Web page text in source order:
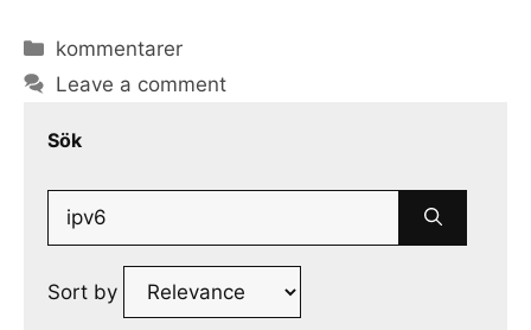
Categories
kommentarer
Leave a comment
Sök
Search
for:
Sort by